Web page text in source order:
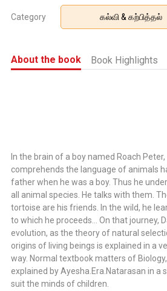
Category கல்வி & கற்பித்தல்
About the book Book Highlights
In the brain of a boy named Roach
comprehends the language of animals
father when he was a boy. Thus he
all animal species. He talks with them.
tortoise are his friends. In the wild, he
to which he proceeds… On that journey,
evolution, as the theory of natural
origins of living beings is explained in a
way. Normal textbook matters of
explained by Ayesha.Era.Natarasan in a
suit the minds of children.